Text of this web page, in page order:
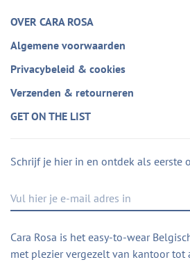
OVER CARA ROSA
Algemene voorwaarden
Privacybeleid & cookies
Verzenden & retourneren
GET ON THE LIST
Schrijf je hier in en ontdek als eerste
Cara Rosa is het easy-to-wear
met plezier vergezelt van kantoor tot